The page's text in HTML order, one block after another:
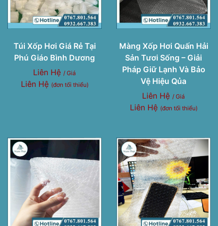
Túi Xốp Hơi Giá Rẻ Tại
Phú Giáo Bình Dương
Liên Hệ / Giá
Liên Hệ (đơn tối thiểu)
Màng Xốp Hơi Quấn Hải
Sản Tươi Sống – Giải
Pháp Giữ Lạnh Và Bảo
Vệ Hiệu Qủa
Liên Hệ / Giá
Liên Hệ (đơn tối thiểu)